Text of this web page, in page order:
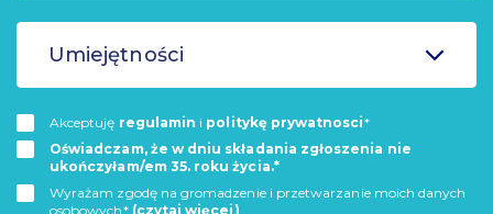
Umiejętności
Akceptuję regulamin i politykę prywatnosci*
Oświadczam, że w dniu składania zgłoszenia nie
ukończyłam/em 35. roku życia.*
Wyrażam zgodę na gromadzenie i przetwarzanie moich danych
osobowych* (czytaj więcej)